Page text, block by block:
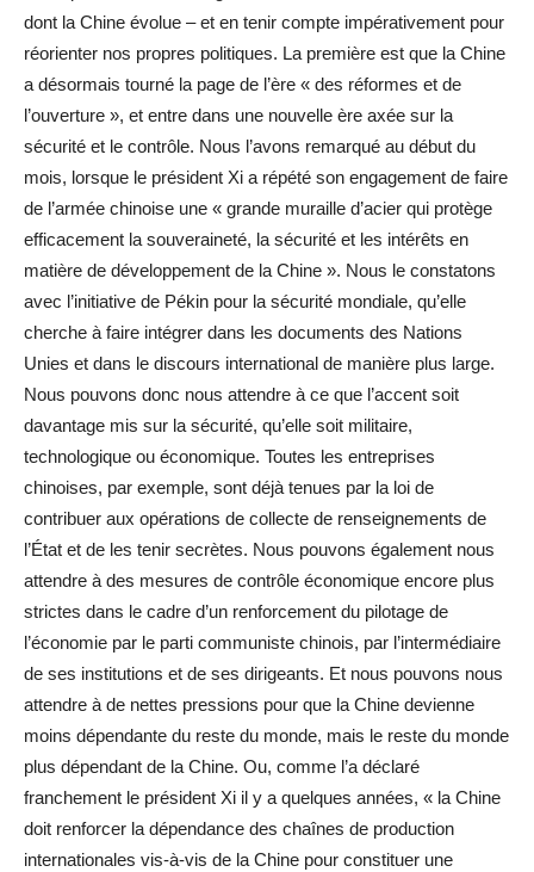
dont la Chine évolue – et en tenir compte impérativement pour
réorienter nos propres politiques. La première est que la Chine
a désormais tourné la page de l’ère « des réformes et de
l’ouverture », et entre dans une nouvelle ère axée sur la
sécurité et le contrôle. Nous l’avons remarqué au début du
mois, lorsque le président Xi a répété son engagement de faire
de l’armée chinoise une « grande muraille d’acier qui protège
efficacement la souveraineté, la sécurité et les intérêts en
matière de développement de la Chine ». Nous le constatons
avec l’initiative de Pékin pour la sécurité mondiale, qu’elle
cherche à faire intégrer dans les documents des Nations
Unies et dans le discours international de manière plus large.
Nous pouvons donc nous attendre à ce que l’accent soit
davantage mis sur la sécurité, qu’elle soit militaire,
technologique ou économique. Toutes les entreprises
chinoises, par exemple, sont déjà tenues par la loi de
contribuer aux opérations de collecte de renseignements de
l’État et de les tenir secrètes. Nous pouvons également nous
attendre à des mesures de contrôle économique encore plus
strictes dans le cadre d’un renforcement du pilotage de
l’économie par le parti communiste chinois, par l’intermédiaire
de ses institutions et de ses dirigeants. Et nous pouvons nous
attendre à de nettes pressions pour que la Chine devienne
moins dépendante du reste du monde, mais le reste du monde
plus dépendant de la Chine. Ou, comme l’a déclaré
franchement le président Xi il y a quelques années, « la Chine
doit renforcer la dépendance des chaînes de production
internationales vis-à-vis de la Chine pour constituer une